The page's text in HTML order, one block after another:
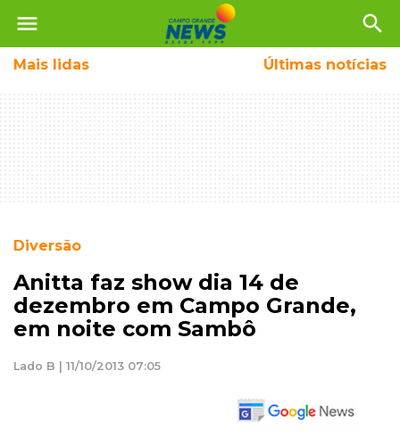
menu search
Mais lidas Últimas notícias
Diversão
Anitta faz show dia 14 de
dezembro em Campo Grande,
em noite com Sambô
Lado B | 11/10/2013 07:05